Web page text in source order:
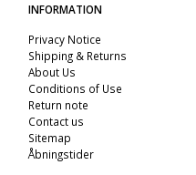
INFORMATION
Privacy Notice
Shipping & Returns
About Us
Conditions of Use
Return note
Contact us
Sitemap
Åbningstider